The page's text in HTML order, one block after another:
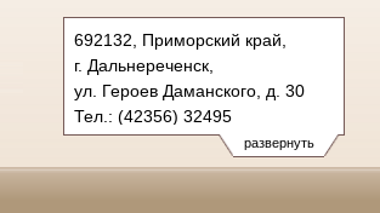
развернуть
692132, Приморский край,
г. Дальнереченск,
ул. Героев Даманского, д. 30
Тел.: (42356) 32495
dalnerechensky.prm@sudrf.ru